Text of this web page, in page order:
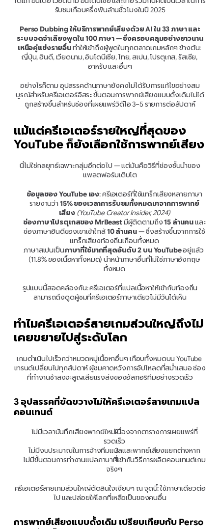
รับชมเกือบครึ่งพันล้านชั่วโมงในปี 2025
Perso Dubbing ให้บริการพากย์เสียงด้วย AI ใน 33 ภาษา และ
ระบบจดจำเสียงพูดใน 100 ภาษา — ซึ่งครอบคลุมอย่างยาวนาน
เหนือคู่แข่งรายอื่น ทำให้เข้าถึงผู้พูดในทุกตลาดเกมหลักๆ ข้างต้น:
ญี่ปุ่น, ฮินดี, เวียดนาม, อินโดนีเซีย, ไทย, สเปน, โปรตุเกส, รัสเซีย,
อาหรับ และอื่นๆ
อย่างไรก็ตาม อุปสรรคด้านภาษายังคงไม่ได้รับการแก้ไขอย่างสม
บูรณ์สำหรับครีเอเตอร์อิสระ ขั้นตอนการพากย์เสียงแบบดั้งเดิมไม่ได้
ถูกสร้างขึ้นสำหรับช่องที่เผยแพร่วิดีโอ 3–5 รายการต่อสัปดาห์
แม้แต่ครีเอเตอร์รายใหญ่ที่สุดของ
YouTube ก็ยังเลือกใช้การพากย์เสียง
นี่ไม่ใช่กลยุทธ์เฉพาะกลุ่มอีกต่อไป — แต่มันคือวิธีที่ช่องชั้นนำของ
แพลตฟอร์มเติบโต
ข้อมูลของ YouTube เอง: ครีเอเตอร์ที่ใช้แทร็กเสียงหลายภาษา
รายงานว่า 15% ของเวลาการรับชมทั้งหมดมาจากการพากย์
เสียง (YouTube Creator Insider, 2024)
ช่องภาษาโปรตุเกสของ MrBeast มีผู้ติดตามถึง 15 ล้านคน และ
ช่องภาษาฮินดีของเขาเข้าใกล้ 10 ล้านคน — ซึ่งสร้างขึ้นจากการใช้
แทร็กเสียงท้องถิ่นเกือบทั้งหมด
ภาษาสเปนเป็นภาษาที่ใช้มากที่สุดอันดับ 2 บน YouTube อยู่แล้ว
(11.8% ของเนื้อหาทั้งหมด) นำหน้าภาษาอื่นที่ไม่ใช่ภาษาอังกฤษ
ทั้งหมด
รูปแบบนี้สอดคล้องกัน: ครีเอเตอร์ที่แปลเนื้อหาให้เข้ากับท้องถิ่น
สามารถดึงดูดผู้ชมที่ครีเอเตอร์ภาษาเดียวไม่มีวันได้เห็น
ทำไมครีเอเตอร์สายเกมส่วนใหญ่ถึงไม่
เคยขยายไปสู่ระดับโลก
เกมดำเนินไปเร็วกว่าหมวดหมู่เนื้อหาอื่นๆ เกือบทั้งหมดบน YouTube
เทรนด์เปลี่ยนไปทุกสัปดาห์ ผู้ชมคาดหวังการอัปโหลดที่สม่ำเสมอ ช่อง
ที่ทำงานช้าลงจะสูญเสียแรงส่งของอัลกอริทึมอย่างรวดเร็ว
3 อุปสรรคที่ขัดขวางไม่ให้ครีเอเตอร์สายเกมแปล
คอนเทนต์
ไม่มีเวลาบันทึกเสียงพากย์ใหม่เนื่องจากตารางการเผยแพร่ที่
รวดเร็ว
ไม่มีงบประมาณในการจ้างทีมแปลและพากย์เสียงแยกต่างหาก
ไม่มีขั้นตอนการทำงานแปลภาษาที่เข้ากับวิธีการผลิตคอนเทนต์เกม
จริงๆ
ครีเอเตอร์สายเกมส่วนใหญ่ตัดสินใจเงียบๆ ณ จุดนี้: ใช้ภาษาเดียวต่อ
ไป และปล่อยให้โลกที่เหลือเป็นของคนอื่น
การพากย์เสียงแบบดั้งเดิม เปรียบเทียบกับ Perso